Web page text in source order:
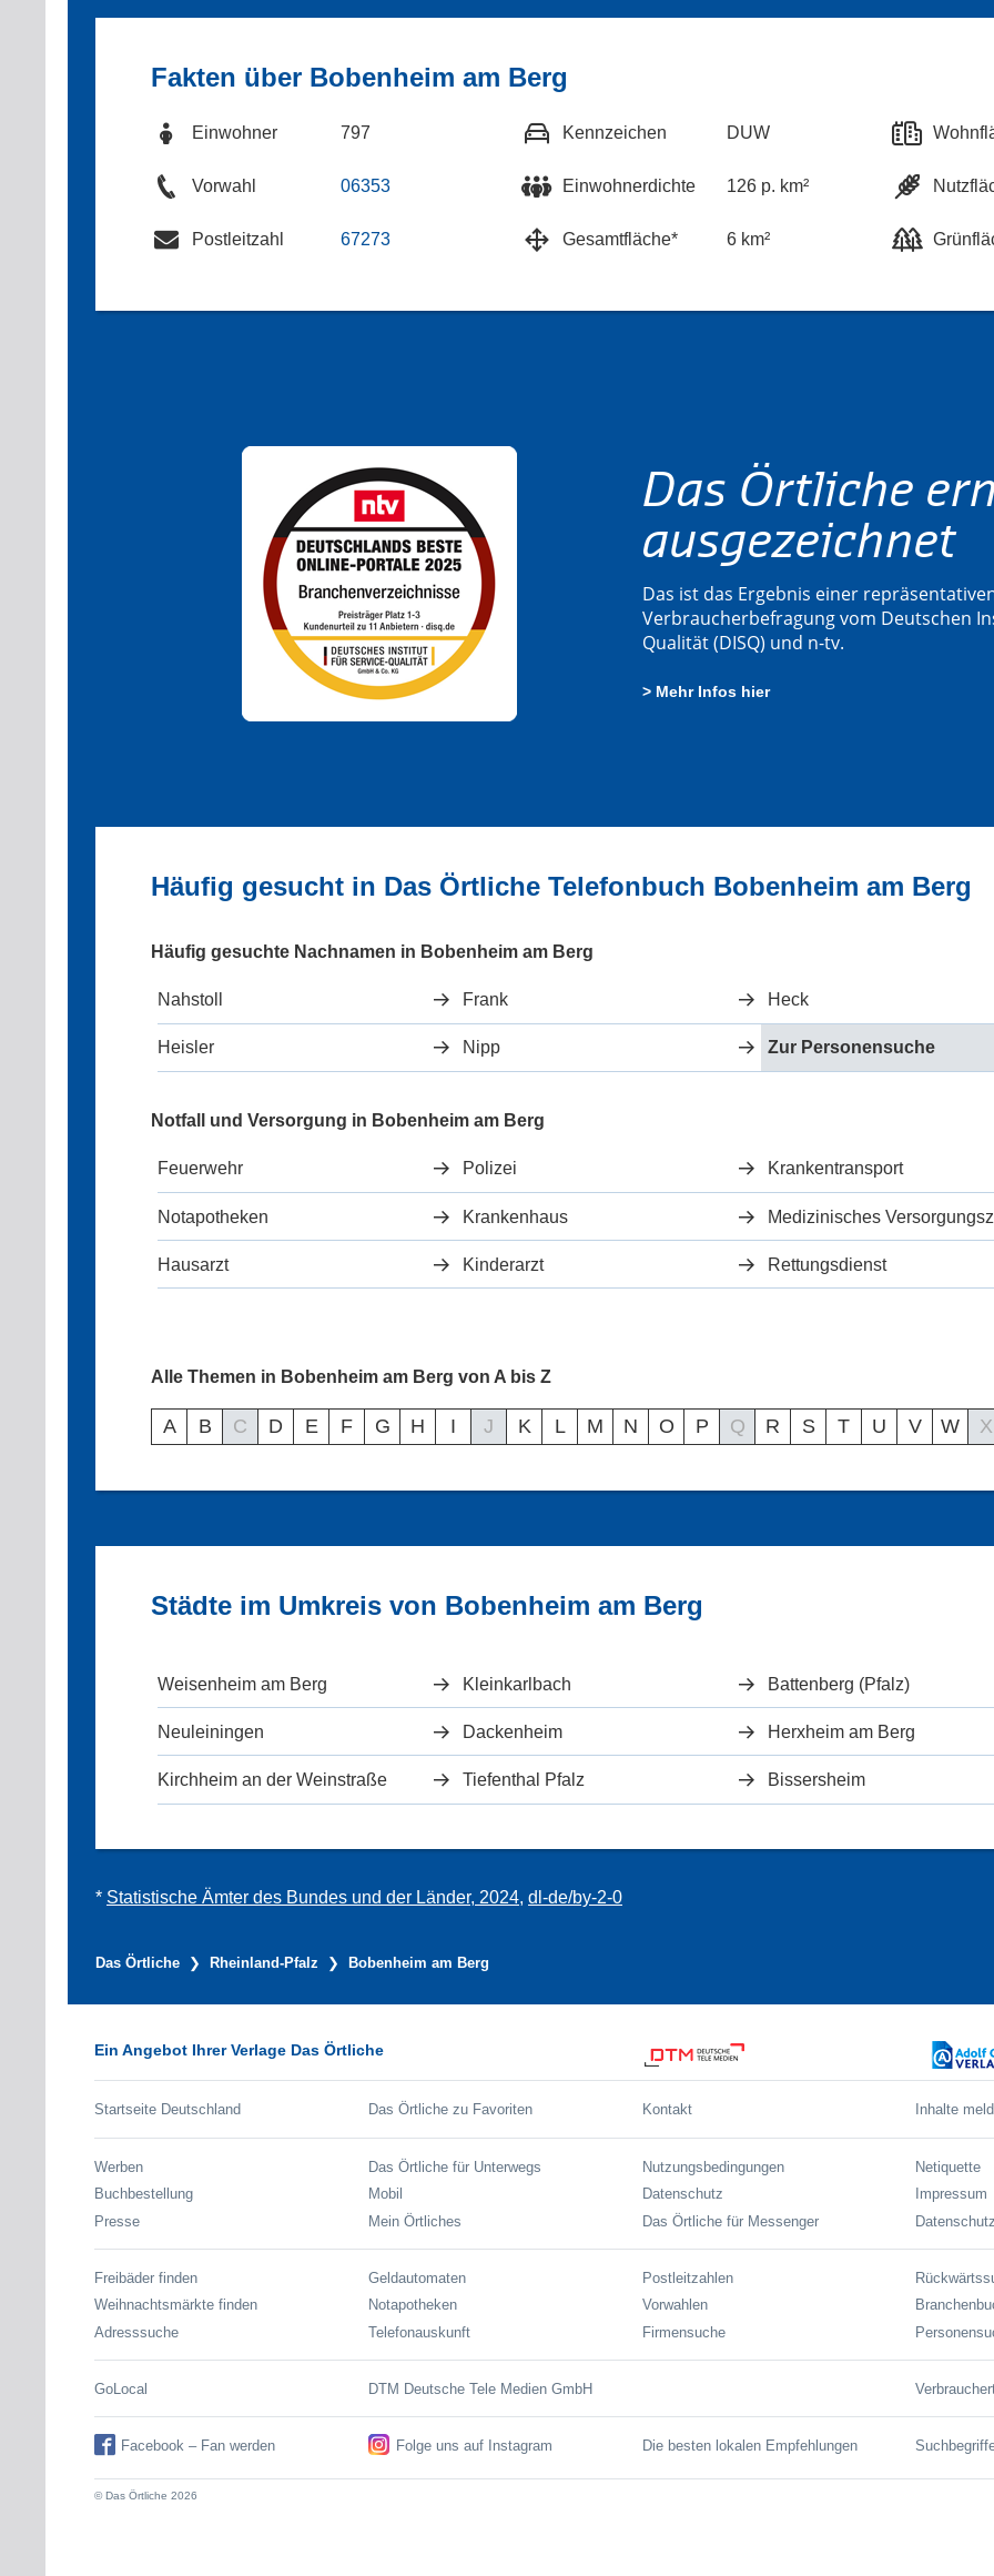
Fakten über Bobenheim am Berg
Einwohner 797
Vorwahl 06353
Postleitzahl 67273
Kennzeichen DUW
Einwohnerdichte 126 p. km²
Gesamtfläche* 6 km²
Das Örtliche
ausgezeichnet
Das ist das Ergebnis einer
Verbraucherbefragung vom Deutschen
Qualität (DISQ) und n-tv.
> Mehr Infos hier
Häufig gesucht in Das Örtliche Telefonbuch Bobenheim am Berg
Häufig gesuchte Nachnamen in Bobenheim am Berg
Nahstoll Frank Heck
Heisler Nipp Zur Personensuche
Notfall und Versorgung in Bobenheim am Berg
Feuerwehr Polizei Krankentransport
Notapotheken Krankenhaus
Hausarzt Kinderarzt Rettungsdienst
Alle Themen in Bobenheim am Berg von A bis Z
A B C D E F G H I J K L M N O P Q R S T U V W X
Städte im Umkreis von Bobenheim am Berg
Weisenheim am Berg Kleinkarlbach Battenberg (Pfalz)
Neuleiningen Dackenheim Herxheim am Berg
Kirchheim an der Weinstraße Tiefenthal Pfalz Bissersheim
* Statistische Ämter des Bundes und der Länder, 2024, dl-de/by-2-0
Das Örtliche Rheinland-Pfalz Bobenheim am Berg
Ein Angebot Ihrer Verlage Das Örtliche
Startseite Deutschland Das Örtliche zu Favoriten Kontakt Inhalte
Werben
Buchbestellung
Presse
Das Örtliche für Unterwegs
Mobil
Mein Örtliches
Nutzungsbedingungen
Datenschutz
Das Örtliche für Messenger
Netiquette
Impressum
Freibäder finden
Weihnachtsmärkte finden
Adresssuche
Geldautomaten
Notapotheken
Telefonauskunft
Postleitzahlen
Vorwahlen
Firmensuche
GoLocal DTM Deutsche Tele Medien GmbH
Facebook – Fan werden Folge uns auf Instagram Die besten lokalen Empfehlungen
© Das Örtliche 2026